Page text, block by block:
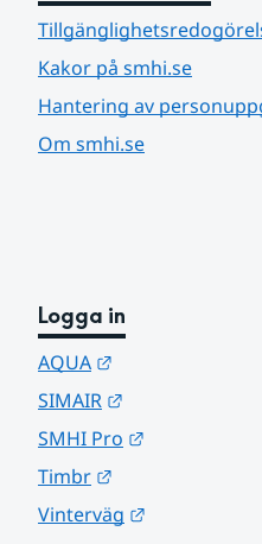
Kakor på smhi.se
Hantering av
Om smhi.se
Logga in
AQUA
SIMAIR
SMHI Pro
Timbr
Vinterväg